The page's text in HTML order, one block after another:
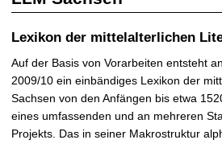
f
n
Lexikon der mittelalterlichen
Auf der Basis von Vorarbeiten entsteht
2009/10 ein einbändiges Lexikon der
Sachsen von den Anfängen bis etwa
eines umfassenden und an mehreren
Projekts. Das in seiner Makrostruktur